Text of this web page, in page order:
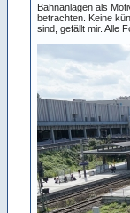
Bahnanlagen als
betrachten. Keine
sind, gefällt mir. Alle